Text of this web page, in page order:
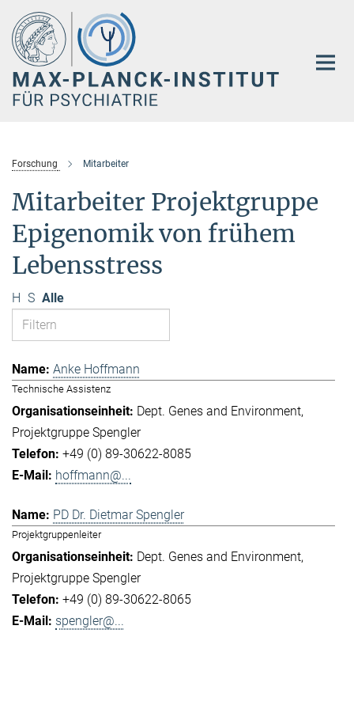
Hauptinhalt
Forschung Mitarbeiter
Mitarbeiter Projektgruppe
Epigenomik von frühem
Lebensstress
H S Alle
Anke Hoffmann
Technische Assistenz
Dept. Genes and Environment
Projektgruppe Spengler
+49 (0) 89-30622-8085
hoffmann@...
PD Dr. Dietmar Spengler
Projektgruppenleiter
Dept. Genes and Environment
Projektgruppe Spengler
+49 (0) 89-30622-8065
spengler@...